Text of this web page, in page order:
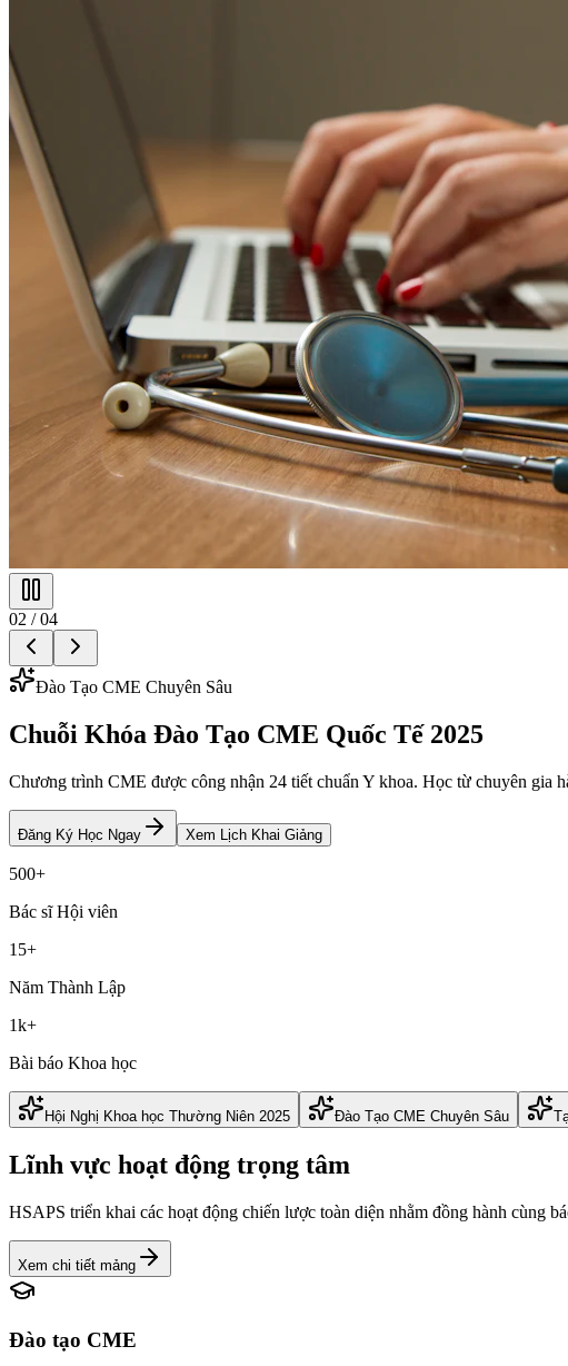
02 / 04
Đào Tạo CME Chuyên Sâu
Chuỗi Khóa Đào Tạo CME Quốc Tế 2025
Chương trình CME được công nhận 24 tiết chuẩn Y khoa. Học từ chuyên gia
Đăng Ký Học Ngay Xem Lịch Khai Giảng
500+
Bác sĩ Hội viên
15+
Năm Thành Lập
1k+
Bài báo Khoa học
Hội Nghị Khoa học Thường Niên 2025 Đào Tạo CME Chuyên Sâu
Lĩnh vực hoạt động trọng tâm
HSAPS triển khai các hoạt động chiến lược toàn diện nhằm đồng hành cùng
Xem chi tiết mảng
Đào tạo CME